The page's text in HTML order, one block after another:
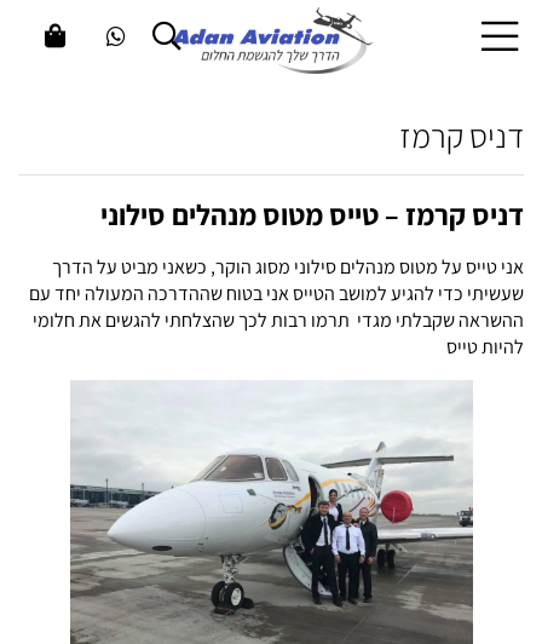
דניס קרמז
דניס קרמז – טייס מטוס מנהלים סילוני
אני טייס על מטוס מנהלים סילוני מסוג הוקר, כשאני מביט על הדרך
שעשיתי כדי להגיע למושב הטייס אני בטוח שההדרכה המעולה יחד עם
ההשראהשקבלתי מגדי תרמו רבות לכך שהצלחתי להגשים את חלומי
להיות טייס